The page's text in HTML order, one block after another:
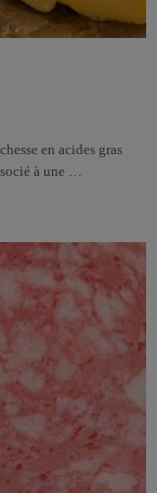
en acides gras
à une …